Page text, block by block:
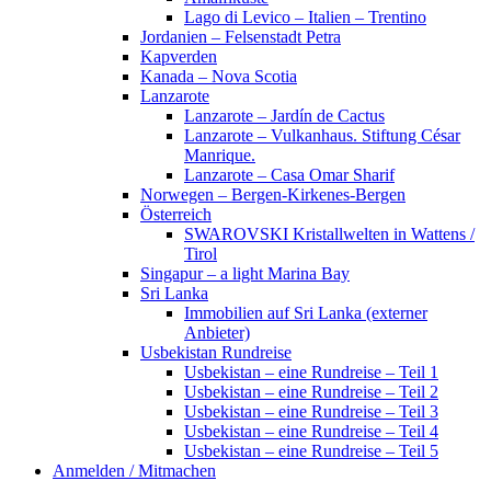
Lago di Levico – Italien – Trentino
Jordanien – Felsenstadt Petra
Kapverden
Kanada – Nova Scotia
Lanzarote
Lanzarote – Jardín de Cactus
Lanzarote – Vulkanhaus. Stiftung César
Manrique.
Lanzarote – Casa Omar Sharif
Norwegen – Bergen-Kirkenes-Bergen
Österreich
SWAROVSKI Kristallwelten in Wattens /
Tirol
Singapur – a light Marina Bay
Sri Lanka
Immobilien auf Sri Lanka (externer
Anbieter)
Usbekistan Rundreise
Usbekistan – eine Rundreise – Teil 1
Usbekistan – eine Rundreise – Teil 2
Usbekistan – eine Rundreise – Teil 3
Usbekistan – eine Rundreise – Teil 4
Usbekistan – eine Rundreise – Teil 5
Anmelden / Mitmachen